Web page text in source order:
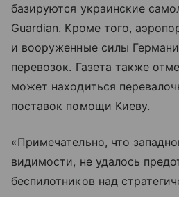
базируются украинские
Guardian. Кроме того,
и вооруженные силы
перевозок. Газета также
может находиться
поставок помощи Киеву.
«Примечательно, что
видимости, не удалось
беспилотников над